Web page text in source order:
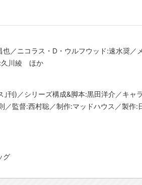
／ニコラス・D・ウルフウッド:速水奨
:久川綾 ほか
｣刊)／シリーズ構成&脚本:黒田洋介／キ
／監督:西村聡／制作:マッドハウス／製作:
グ